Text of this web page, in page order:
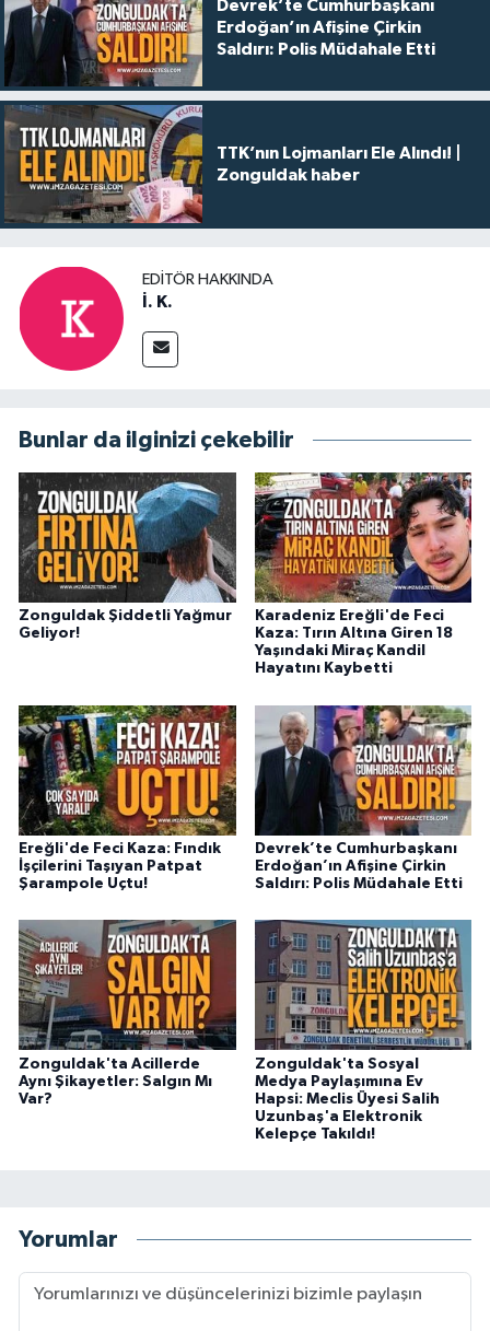
Devrek’te Cumhurbaşkanı
Erdoğan’ın Afişine Çirkin
Saldırı: Polis Müdahale Etti
TTK’nın Lojmanları Ele Alındı! |
Zonguldak haber
EDITÖR HAKKINDA
İ. K.
Bunlar da ilginizi çekebilir
Zonguldak Şiddetli Yağmur
Geliyor!
Karadeniz Ereğli'de Feci
Kaza: Tırın Altına Giren 18
Yaşındaki Miraç Kandil
Hayatını Kaybetti
Ereğli'de Feci Kaza: Fındık
İşçilerini Taşıyan Patpat
Şarampole Uçtu!
Devrek’te Cumhurbaşkanı
Erdoğan’ın Afişine Çirkin
Saldırı: Polis Müdahale Etti
Zonguldak'ta Acillerde
Aynı Şikayetler: Salgın Mı
Var?
Zonguldak'ta Sosyal
Medya Paylaşımına Ev
Hapsi: Meclis Üyesi Salih
Uzunbaş'a Elektronik
Kelepçe Takıldı!
Yorumlar